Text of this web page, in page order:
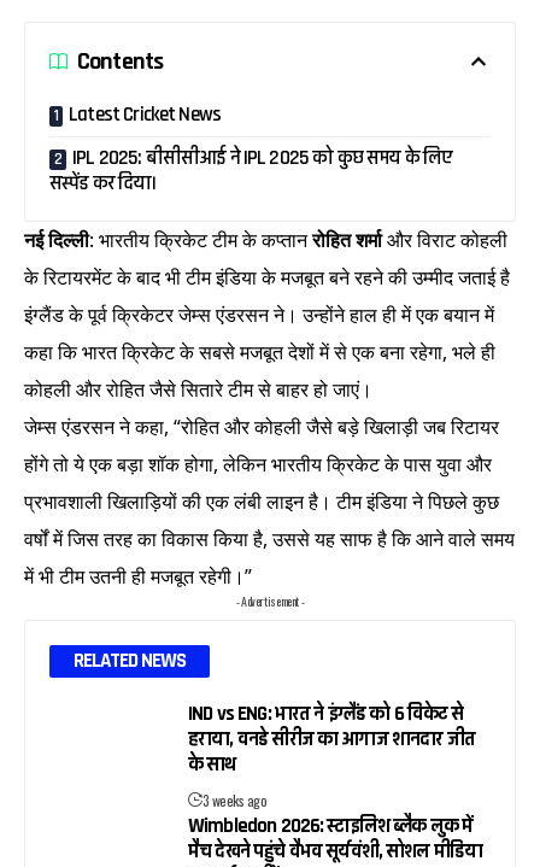
Contents
Latest Cricket News
IPL 2025: बीसीसीआई ने IPL 2025 को कुछ समय के लिए
सस्पेंड कर दिया।
नई दिल्ली: भारतीय क्रिकेट टीम के कप्तानरोहित शर्माऔर विराट कोहली
के रिटायरमेंट के बाद भी टीम इंडिया के मजबूत बने रहने की उम्मीद जताई है
इंग्लैंड के पूर्व क्रिकेटर जेम्स एंडरसन ने। उन्होंने हाल ही में एक बयान में
कहा कि भारत क्रिकेट के सबसे मजबूत देशों में से एक बना रहेगा, भले ही
कोहली और रोहित जैसे सितारे टीम से बाहर हो जाएं।
जेम्स एंडरसन ने कहा, “रोहित और कोहली जैसे बड़े खिलाड़ी जब रिटायर
होंगे तो ये एक बड़ा शॉक होगा, लेकिन भारतीय क्रिकेट के पास युवा और
प्रभावशाली खिलाड़ियों की एक लंबी लाइन है। टीम इंडिया ने पिछले कुछ
वर्षों में जिस तरह का विकास किया है, उससे यह साफ है कि आने वाले समय
में भी टीम उतनी ही मजबूत रहेगी।”
- Advertisement -
RELATED NEWS
IND vs ENG: भारत ने इंग्लैंड को 6 विकेट से
हराया, वनडे सीरीज का आगाज शानदार जीत
के साथ
3 weeks ago
Wimbledon 2026: स्टाइलिश ब्लैक लुक में
मैच देखने पहुंचे वैभव सूर्यवंशी, सोशल मीडिया